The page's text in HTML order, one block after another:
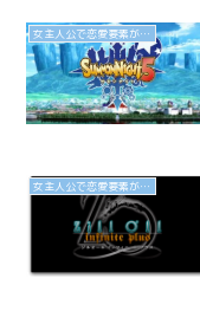
女主人公で恋愛要素があるゲーム
女主人公で恋愛要素があるゲーム